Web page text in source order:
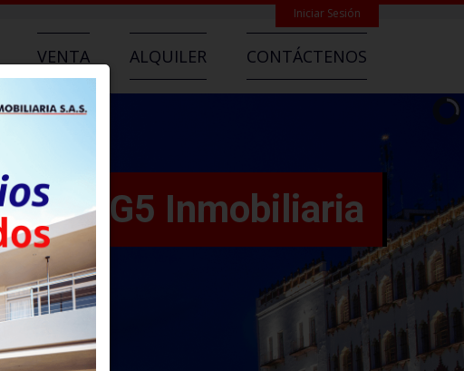
Iniciar Sesión
VENTA ALQUILER CONTÁCTENOS
G5 Inmobiliaria